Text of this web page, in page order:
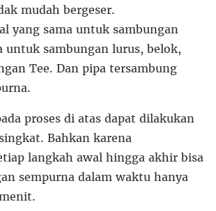
mudah bergeser.
yang sama untuk sambungan
untuk sambungan lurus, belok,
Tee. Dan pipa tersambung
proses di atas dapat dilakukan
Bahkan karena
langkah awal hingga akhir bisa
sempurna dalam waktu hanya